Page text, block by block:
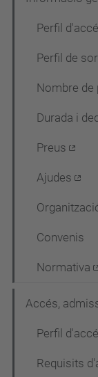
Perfil
Perfil de
Nombre de
Durada i
Preus
Ajudes
Convenis
Normativa
Accés,
Perfil
Requisits